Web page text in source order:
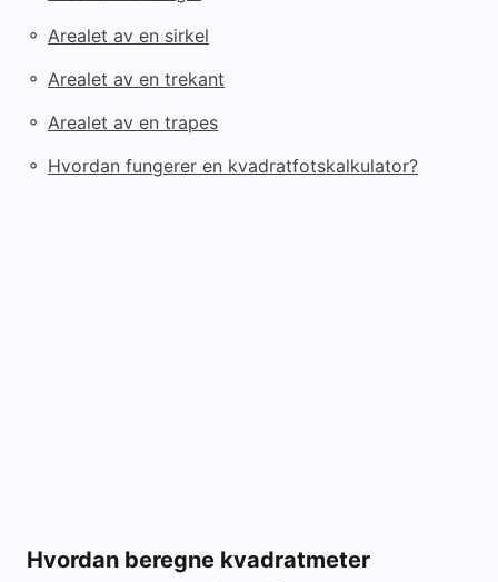
◦ Arealet av en sirkel
◦ Arealet av en trekant
◦ Arealet av en trapes
◦ Hvordan fungerer en kvadratfotskalkulator?
Hvordan beregne kvadratmeter